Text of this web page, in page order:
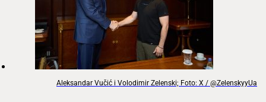
Aleksandar Vučić i Volodimir Zelenski; Foto: X / @ZelenskyyUa